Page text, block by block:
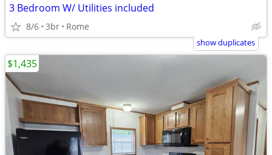
3 Bedroom W/ Utilities included
8/6 3br Rome
show duplicates
$1,435